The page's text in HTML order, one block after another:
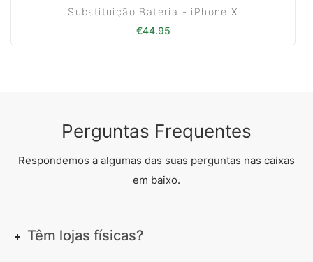
Substituição Bateria - iPhone X
€44.95
Perguntas Frequentes
Respondemos a algumas das suas perguntas nas caixas
em baixo.
Têm lojas físicas?